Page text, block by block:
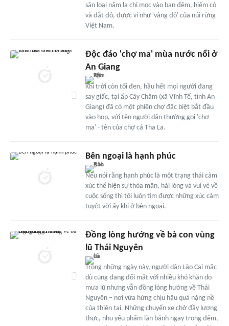
săn loại nấm lạ chỉ mọc vào ban đêm, hiếm có
và đắt đỏ, được ví như 'vàng đỏ' của núi rừng
Việt Nam.
Độc đáo 'chợ ma' mùa nước nổi ở
An Giang
Khi trời còn tối đen, hầu hết mọi người đang
say giấc, tại ấp Cây Châm (xã Vĩnh Tế, tỉnh An
Giang) đã có một phiên chợ đặc biệt bắt đầu
vào họp, với tên người dân thường gọi 'chợ
ma' - tên của chợ cá Tha La.
Bên ngoại là hạnh phúc
Nếu nói rằng hạnh phúc là một trạng thái cảm
xúc thể hiện sự thỏa mãn, hài lòng và vui vẻ về
cuộc sống thì tôi luôn tìm được những xúc cảm
tuyệt vời ấy khi ở bên ngoại.
Đồng lòng hướng về bà con vùng
lũ Thái Nguyên
Trong những ngày này, người dân Lào Cai mặc
dù cũng đang đối mặt với nhiều khó khăn do
mưa lũ nhưng vẫn đồng lòng hướng về Thái
Nguyên – nơi vừa hứng chịu hậu quả nặng nề
của thiên tai. Những chuyến xe chở đầy lương
thực, nhu yếu phẩm lăn bánh ngay trong đêm,